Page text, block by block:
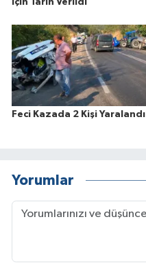
Feci Kazada 2 Kişi Yaralandı
Yorumlar